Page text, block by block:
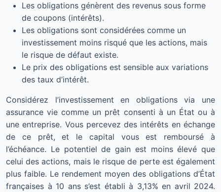
Les obligations génèrent des revenus sous forme
de coupons (intérêts).
Les obligations sont considérées comme un
investissement moins risqué que les actions, mais
le risque de défaut existe.
Le prix des obligations est sensible aux variations
des taux d’intérêt.
Considérez l’investissement en obligations via une
assurance vie comme un prêt consenti à un État ou à
une entreprise. Vous percevez des intérêts en échange
de ce prêt, et le capital vous est remboursé à
l’échéance. Le potentiel de gain est moins élevé que
celui des actions, mais le risque de perte est également
plus faible. Le rendement moyen des obligations d’État
françaises à 10 ans s’est établi à 3,13% en avril 2024.